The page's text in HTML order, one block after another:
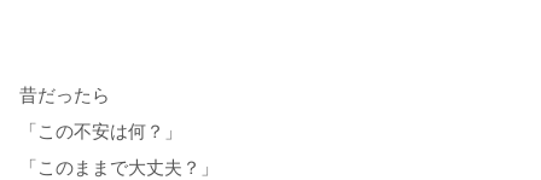
昔だったら
「この不安は何？」
「このままで大丈夫？」